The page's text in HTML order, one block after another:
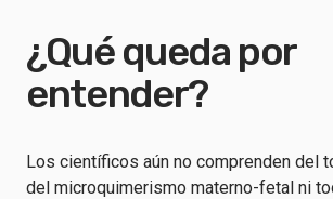
¿Qué queda por
entender?
Los científicos aún no comprenden del
del microquimerismo materno-fetal ni